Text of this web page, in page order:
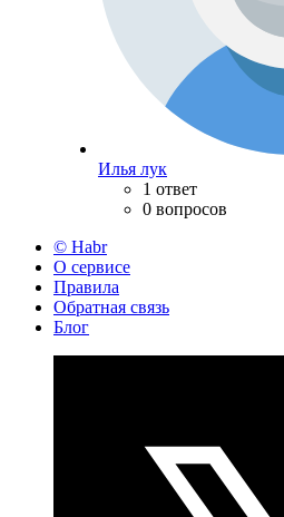
Илья лук
1 ответ
0 вопросов
© Habr
О сервисе
Правила
Обратная связь
Блог